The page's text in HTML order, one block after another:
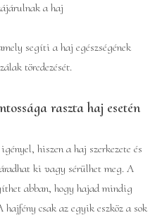
a haj
segíti a haj egészségének
töredezését.
raszta haj esetén
hiszen a haj szerkezete és
ki vagy sérülhet meg. A
abban, hogy hajad mindig
csak az egyik eszköz a sok